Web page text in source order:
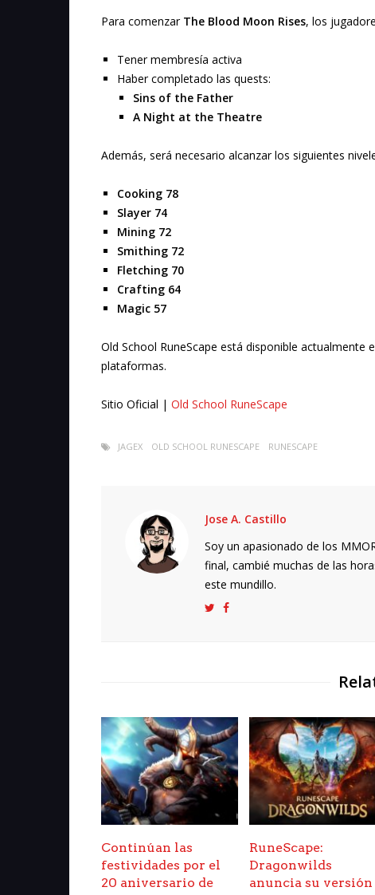
Para comenzar The Blood Moon Rises, los
Tener membresía activa
Haber completado las quests:
Sins of the Father
A Night at the Theatre
Además, será necesario alcanzar los siguientes
Cooking 78
Slayer 74
Mining 72
Smithing 72
Fletching 70
Crafting 64
Magic 57
Old School RuneScape está disponible actualmente
plataformas.
Sitio Oficial | Old School RuneScape
JAGEX OLD SCHOOL RUNESCAPE RUNESCAPE
Jose A. Castillo
Soy un apasionado de los
final, cambié muchas de las
este mundillo.
Continúan las
festividades por el
20 aniversario de
RuneScape:
Dragonwilds
anuncia su versión